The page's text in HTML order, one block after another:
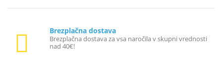
Brezplačna dostava
Brezplačna dostava za vsa naročila v skupni vrednosti
nad 40€!